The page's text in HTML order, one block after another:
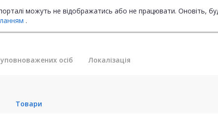
можуть не відображатись або не працювати. Оновіть,
.
осіб Локалізація
Товари